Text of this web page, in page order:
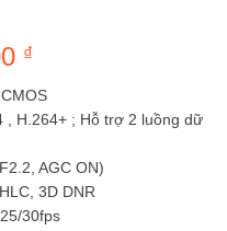
₫.
₫
hiện
tại
1.210.000 ₫.
, H.264+ ; Hỗ trợ 2 luồng dữ
AGC ON)
3D DNR
30fps